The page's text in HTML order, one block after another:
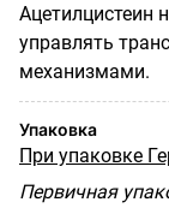
Ацетилцистеин
управлять
механизмами.
Упаковка
При упаковке
Первичная